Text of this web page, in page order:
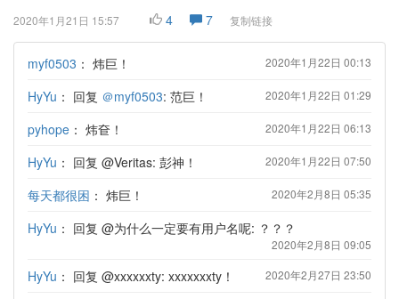
2020年1月21日 15:57 4 7 复制链接
myf0503 ： 炜巨！ 2020年1月22日 00:13
HyYu ： 回复 ＠myf0503: 范巨！ 2020年1月22日 01:29
pyhope ： 炜奆！ 2020年1月22日 06:13
HyYu ： 回复 @Veritas: 彭神！ 2020年1月22日 07:50
每天都很困 ： 炜巨！ 2020年2月8日 05:35
HyYu ： 回复 @为什么一定要有用户名呢: ？？？
2020年2月8日 09:05
HyYu ： 回复 @xxxxxxty: xxxxxxxty！ 2020年2月27日 23:50